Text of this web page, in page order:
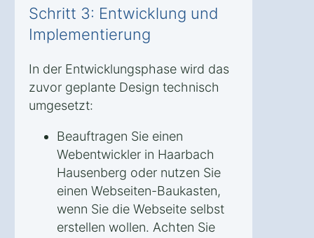
Schritt 3: Entwicklung und
Implementierung
In der Entwicklungsphase wird das
zuvor geplante Design technisch
umgesetzt:
Beauftragen Sie einen
Webentwickler in Haarbach
Hausenberg oder nutzen Sie
einen Webseiten-Baukasten,
wenn Sie die Webseite selbst
erstellen wollen. Achten Sie